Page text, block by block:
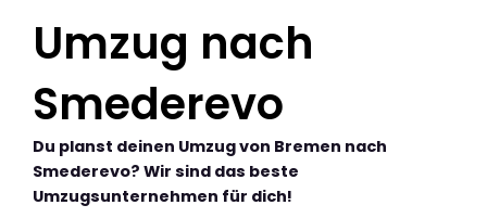
Umzug nach
Smederevo
Du planst deinen Umzug von Bremen nach
Smederevo? Wir sind das beste
Umzugsunternehmen für dich!